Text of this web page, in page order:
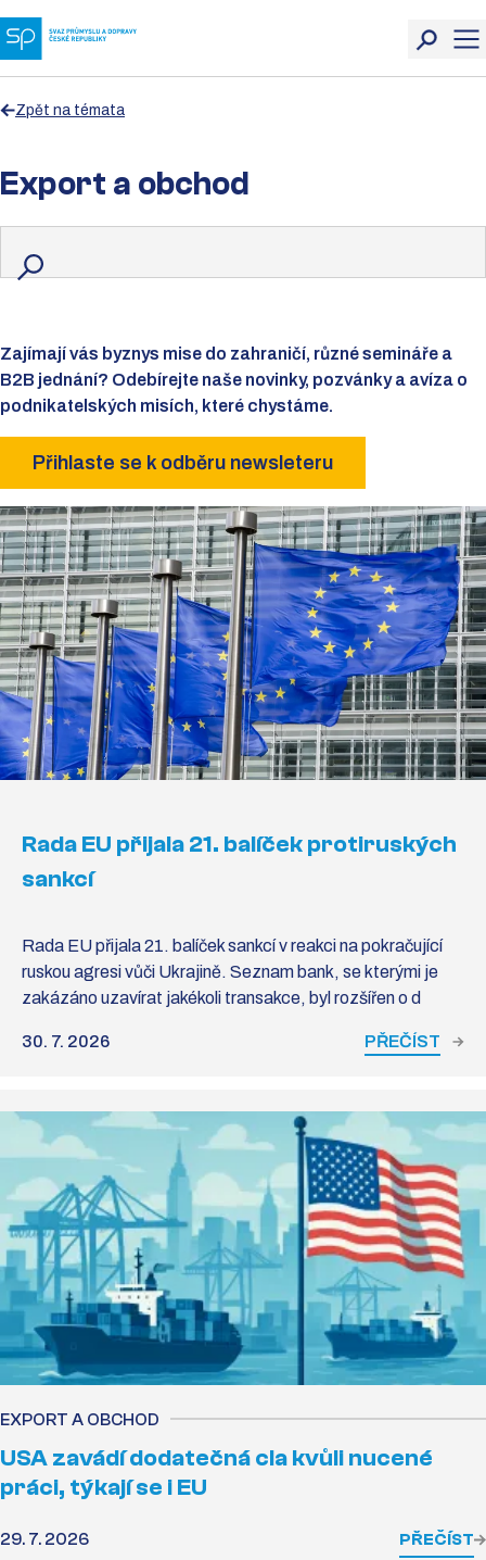
Zpět na témata
Export a obchod
Zajímají vás byznys mise do zahraničí, různé semináře a
B2B jednání? Odebírejte naše novinky, pozvánky a avíza o
podnikatelských misích, které chystáme.
Přihlaste se k odběru newsleteru
Rada EU přijala 21. balíček protiruských
sankcí
Rada EU přijala 21. balíček sankcí v reakci na pokračující
ruskou agresi vůči Ukrajině. Seznam bank, se kterými je
zakázáno uzavírat jakékoli transakce, byl rozšířen o d
30. 7. 2026 PŘEČÍST
EXPORT A OBCHOD
USA zavádí dodatečná cla kvůli nucené
práci, týkají se i EU
29. 7. 2026 PŘEČÍST